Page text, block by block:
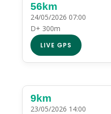
56km
24/05/2026 07:00
D+ 300m
LIVE GPS
9km
23/05/2026 14:00